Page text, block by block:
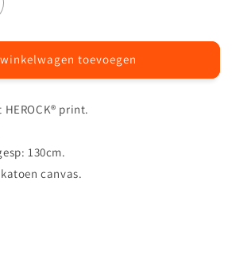
toevoegen
print.
130cm.
canvas.